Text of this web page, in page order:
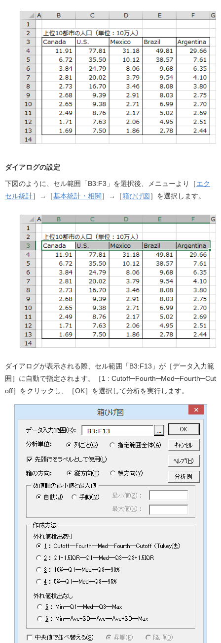
ダイアログの設定
下図のように、セル範囲「B3:F3」を選択後、メニューより［エク
セル統計］→［基本統計・相関 ］→［箱ひげ図 ］を選択します。
ダイアログが表示される際、セル範囲「B3:F13」が［データ入力範
囲］に自動で指定されます。［1 : Cutoff─Fourth─Med─Fourth─Cut
off］をクリックし、［OK］を選択して分析を実行します。